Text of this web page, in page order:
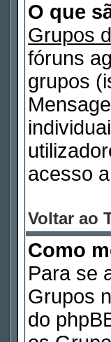
O que
Grupos
fóruns
grupos
acesso
Voltar ao
Como
Para se
Grupos
do